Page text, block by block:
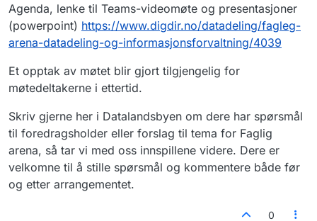
Agenda, lenke til Teams-videomøte og presentasjoner
(powerpoint) https://www.digdir.no/datadeling/fagleg-
arena-datadeling-og-informasjonsforvaltning/4039
Et opptak av møtet blir gjort tilgjengelig for
møtedeltakerne i ettertid.
Skriv gjerne her i Datalandsbyen om dere har spørsmål
til foredragsholder eller forslag til tema for Faglig
arena, så tar vi med oss innspillene videre. Dere er
velkomne til å stille spørsmål og kommentere både før
og etter arrangementet.
0